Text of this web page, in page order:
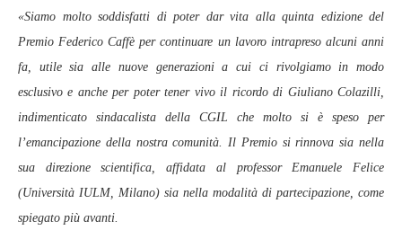
«Siamo molto soddisfatti di poter dar vita alla quinta edizione del
Premio Federico Caffè per continuare un lavoro intrapreso alcuni anni
fa, utile sia alle nuove generazioni a cui ci rivolgiamo in modo
esclusivo e anche per poter tener vivo il ricordo di Giuliano Colazilli,
indimenticato sindacalista della CGIL che molto si è speso per
l’emancipazione della nostra comunità. Il Premio si rinnova sia nella
sua direzione scientifica, affidata al professor Emanuele Felice
(Università IULM, Milano) sia nella modalità di partecipazione, come
spiegato più avanti.